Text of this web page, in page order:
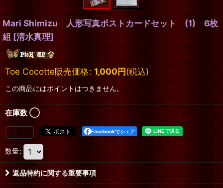
Mari Shimizu 人形写真ポストカードセット (1) 6枚
組 [清水真理]
Toe Cocotte販売価格: 1,000円(税込)
この商品にはポイントはつきません。
在庫数 ◯
Facebookでシェア
数量:
返品特約に関する重要事項